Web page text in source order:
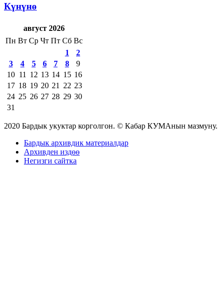
Күнүнө
август 2026
Пн Вт Ср Чт Пт Сб Вс
1
2
3
4 5 6 7 8
9
10 11 12 13 14 15 16
17 18 19 20 21 22 23
24 25 26 27 28 29 30
31
2020 Бардык укуктар корголгон. © Кабар КУМАнын мазмуну.
Бардык архивдик материалдар
Архивден издөө
Негизги сайтка